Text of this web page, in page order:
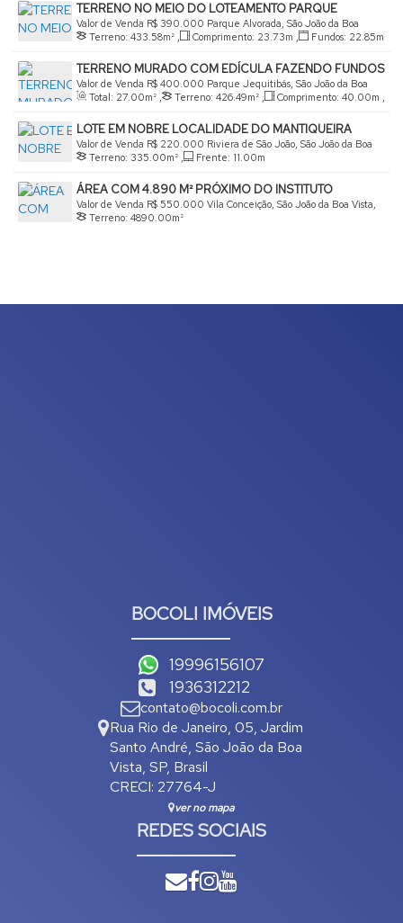
TERRENO NO MEIO DO LOTEAMENTO PARQUE
ALVORADA 433,00 M²
R$ 390.000
Valor de Venda
Parque Alvorada, São João da Boa
Vista, São Paulo, Brasil
Terreno: 433.58m² , Comprimento: 23.73m , Fundos: 22.85m
,
Frente: 19.13m , Lado Direito: 19.00m ,
Lado Esquerdo:
23.73m
TERRENO MURADO COM EDÍCULA FAZENDO FUNDOS
COM BOSQUE MUNICIPAL
R$ 400.000
Valor de Venda
Parque Jequitibás, São João da Boa
Vista, São Paulo, Brasil
Total: 27.00m² , Terreno: 426.49m² , Comprimento: 40.00m ,
Fundos: 10.00m , Frente: 13.15m , Lado Direito: 40.00m ,
Lado Esquerdo: 47.43 m
LOTE EM NOBRE LOCALIDADE DO MANTIQUEIRA
R$ 220.000
Valor de Venda
Riviera de São João, São João da Boa
Vista, São Paulo, Brasil
Terreno: 335.00m² , Frente: 11.00m
ÁREA COM 4.890 M² PRÓXIMO DO INSTITUTO
FEDERAL E SESI
R$ 550.000
Valor de Venda
Vila Conceição, São João da Boa Vista,
São Paulo, Brasil
Terreno: 4890.00m²
BOCOLI IMÓVEIS
19996156107
1936312212
contato@bocoli.com.br
Rua Rio de Janeiro, 05, Jardim
Santo André, São João da Boa
Vista, SP, Brasil
CRECI: 27764-J
ver no mapa
REDES SOCIAIS